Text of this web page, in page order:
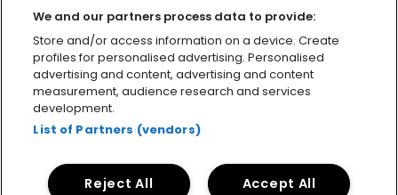
Instagram
Facebook-f
TwitterYoutube
SpotifyEnvelope
Política de Privacidad y Cookies
Declaración de Accesibilidad
We and our partners process data to provide:
Store and/or access information on a device. Create
profiles for personalised advertising. Personalised
advertising and content, advertising and content
measurement, audience research and services
development.
List of Partners (vendors)
Accept All
Reject All